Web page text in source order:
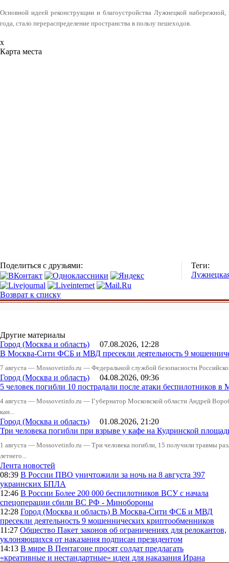
Основной идеей реконструкции и благоустройства Лужнецкой
года, стало перераспределение пространства в пользу пешеходов.
x
Карта места
Поделиться с друзьями:
Теги:
Возврат к списку
Другие материалы
Город (Москва и область) 07.08.2026, 12:28
В Москва-Сити ФСБ и МВД пресекли деятельность 9
7 августа — Mossovetinfo.ru — Федеральной службой безопасности
Город (Москва и область) 04.08.2026, 09:36
5 человек погибли 10 пострадали после атаки беспилотников в
4 августа — Mossovetinfo.ru — Губернатор Московской области Андрей
кан...
Город (Москва и область) 01.08.2026, 21:20
Три человека погибли при взрыве у кафе на Кудринской
1 августа — Mossovetinfo.ru — Три человека погибли, 15 получили травмы
летнего...
Лента новостей
08:39 В России ПВО уничтожили за ночь на 8 августа 397
украинских БПЛА
12:46 В России Более 200 000 беспилотников ВСУ с начала
спецоперации сбили ВС РФ - Минобороны
12:28 Город (Москва и область) В Москва-Сити ФСБ и МВД
пресекли деятельность 9 мошеннических криптообменников
11:27 Общество Пакет законов об ограничениях для релокантов,
уклоняющихся от наказания подписан президентом
14:13 В мире В Пентагоне просят солдат предлагать
«креативные и нестандартные» идеи для наказания Ирана